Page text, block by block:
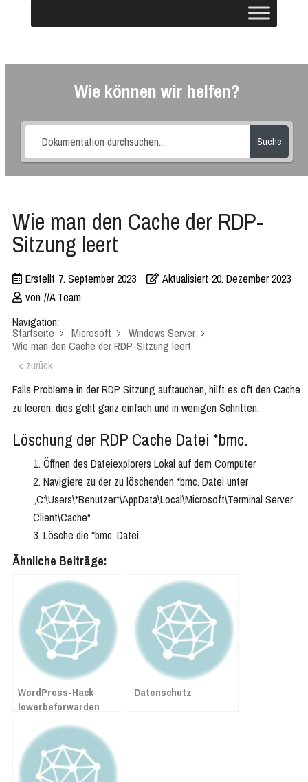
Wie können wir helfen?
Suche
Wie man den Cache der RDP-
Sitzung leert
Erstellt 7. September 2023 Aktualisiert 20. Dezember 2023
von //A Team
Navigation:
Startseite Microsoft
Windows Server
Wie man den Cache der RDP-Sitzung leert
< zurück
Falls Probleme in der RDP Sitzung auftauchen, hilft es oft den Cache
zu leeren, dies geht ganz einfach und in wenigen Schritten.
Löschung der RDP Cache Datei *bmc.
Öffnen des Dateiexplorers Lokal auf dem Computer
Navigiere zu der zu löschenden *bmc. Datei unter
„C:\Users\*Benutzer*\AppData\Local\Microsoft\Terminal Server
Client\Cache“
Lösche die *bmc. Datei
Ähnliche Beiträge:
WordPress-Hack
lowerbeforwarden
Datenschutz